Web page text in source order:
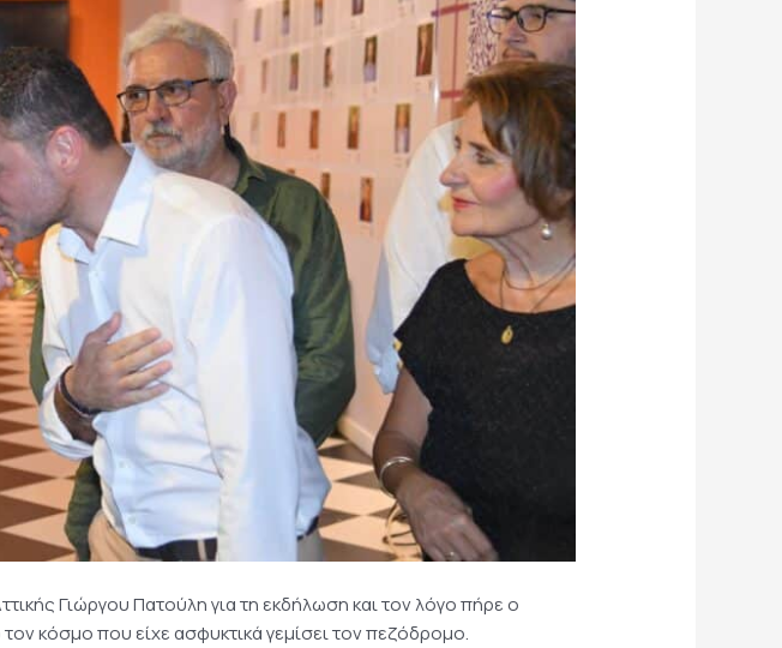
Γιώργου Πατούλη για τη εκδήλωση και τον λόγο πήρε ο
κόσμο που είχε ασφυκτικά γεμίσει τον πεζόδρομο.